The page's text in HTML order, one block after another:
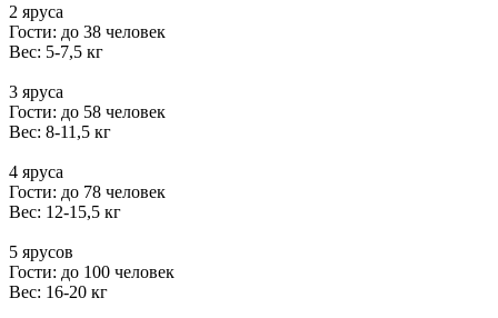
2 яруса
Гости: до 38 человек
Вес: 5-7,5 кг
3 яруса
Гости: до 58 человек
Вес: 8-11,5 кг
4 яруса
Гости: до 78 человек
Вес: 12-15,5 кг
5 ярусов
Гости: до 100 человек
Вес: 16-20 кг